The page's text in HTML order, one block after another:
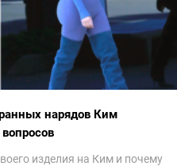
нарядов Ким
изделия на Ким и почему